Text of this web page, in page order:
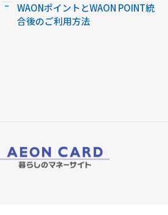
WAONポイントとWAON POINT統
合後のご利用方法